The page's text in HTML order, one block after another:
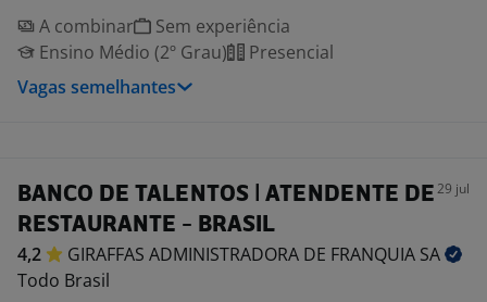
A combinar
Sem experiência
Ensino Médio (2º Grau)
Presencial
Vagas semelhantes
BANCO DE TALENTOS | ATENDENTE DE
RESTAURANTE - BRASIL
29 jul
4,2 GIRAFFAS ADMINISTRADORA DE FRANQUIA SA
Todo Brasil